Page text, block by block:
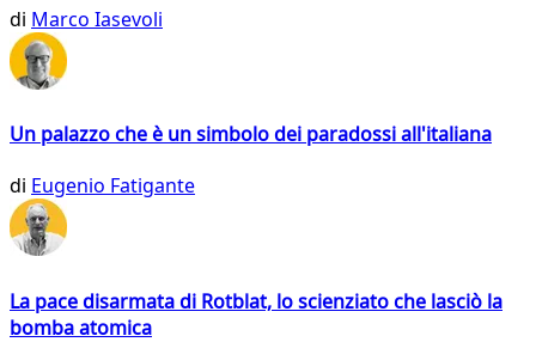
di Marco Iasevoli
Un palazzo che è un simbolo dei paradossi all'italiana
di Eugenio Fatigante
La pace disarmata di Rotblat, lo scienziato che lasciò la
bomba atomica